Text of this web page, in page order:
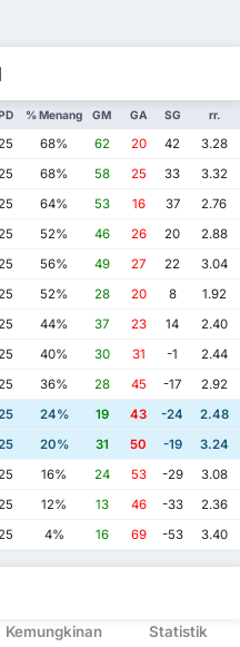
% Menang GM GA SG rr.
Cancun II
68% 62 20 42
3.28
68% 58 25 33
3.32
64% 53 16 37
2.76
52% 46 26 20
2.88
56% 49 27 22
3.04
52% 28 20 8
1.92
44% 37 23 14
2.40
40% 30 31 -1
2.44
36% 28 45 -17
2.92
24% 19 43 -24
2.48
20% 31 50 -19
3.24
16% 24 53 -29
3.08
12% 13 46 -33
2.36
4% 16 69 -53 3.40
Kemungkinan Statistik